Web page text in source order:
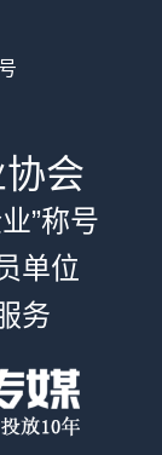
会
”称号
单位
务